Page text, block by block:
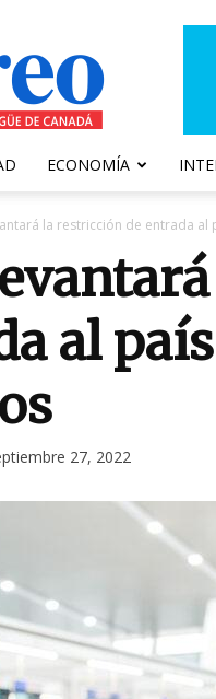
ECONOMÍA
la restricción de entrada al
al
27, 2022